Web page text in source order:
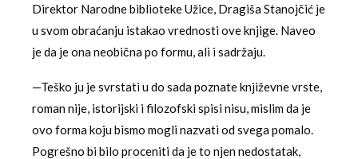
Direktor Narodne biblioteke Užice, Dragiša Stanojčić je
u svom obraćanju istakao vrednosti ove knjige. Naveo
je da je ona neobična po formu, ali i sadržaju.
—Teško ju je svrstati u do sada poznate književne vrste,
roman nije, istorijski i filozofski spisi nisu, mislim da je
ovo forma koju bismo mogli nazvati od svega pomalo.
Pogrešno bi bilo proceniti da je to njen nedostatak,